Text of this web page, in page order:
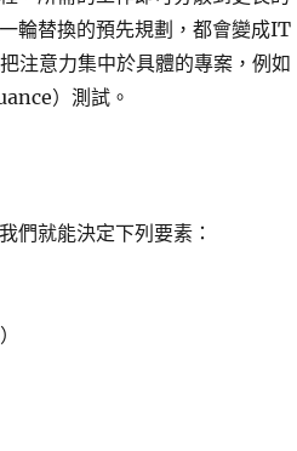
輪替換的預先規劃，都會變成IT
注意力集中於具體的專案，例如
）測試。
們就能決定下列要素：